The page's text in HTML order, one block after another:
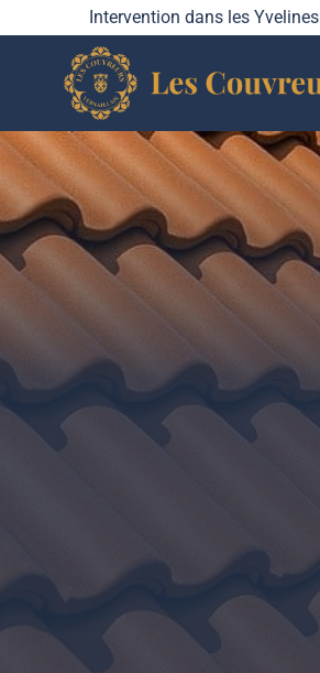
contenu
Intervention dans les Yvelines